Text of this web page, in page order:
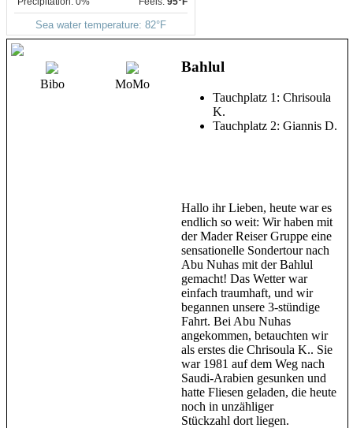
Bibo MoMo
Bahlul
Tauchplatz 1: Chrisoula
K.
Tauchplatz 2: Giannis D.
Hallo ihr Lieben, heute war es
endlich so weit: Wir haben mit
der Mader Reiser Gruppe eine
sensationelle Sondertour nach
Abu Nuhas mit der Bahlul
gemacht! Das Wetter war
einfach traumhaft, und wir
begannen unsere 3-stündige
Fahrt. Bei Abu Nuhas
angekommen, betauchten wir
als erstes die Chrisoula K.. Sie
war 1981 auf dem Weg nach
Saudi-Arabien gesunken und
hatte Fliesen geladen, die heute
noch in unzähliger
Stückzahl dort liegen.